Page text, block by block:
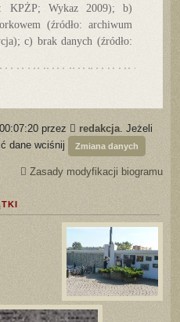
KPŻP; Wykaz 2009); b)
(źródło: archiwum
c) brak danych (źródło:
przez redakcja. Jeżeli
dane wciśnij
Zmiana danych
Zasady modyfikacji biogramu